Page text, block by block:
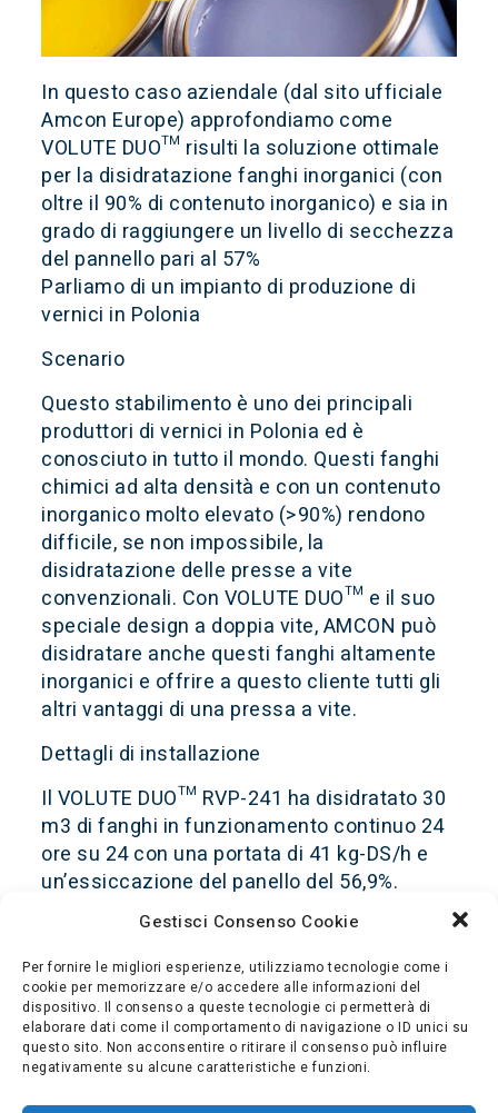
Gestisci Consenso Cookie
Per fornire le migliori esperienze, utilizziamo tecnologie come i
cookie per memorizzare e/o accedere alle informazioni del
dispositivo. Il consenso a queste tecnologie ci permetterà di
elaborare dati come il comportamento di navigazione o ID unici su
questo sito. Non acconsentire o ritirare il consenso può influire
negativamente su alcune caratteristiche e funzioni.
In questo caso aziendale (dal sito ufficiale
Amcon Europe) approfondiamo come
VOLUTE DUO™ risulti la soluzione ottimale
per la disidratazione fanghi inorganici (con
oltre il 90% di contenuto inorganico) e sia in
grado di raggiungere un livello di secchezza
del pannello pari al 57%
Parliamo di un impianto di produzione di
vernici in Polonia
Scenario
Questo stabilimento è uno dei principali
produttori di vernici in Polonia ed è
conosciuto in tutto il mondo. Questi fanghi
chimici ad alta densità e con un contenuto
inorganico molto elevato (>90%) rendono
difficile, se non impossibile, la
disidratazione delle presse a vite
convenzionali. Con VOLUTE DUO™ e il suo
speciale design a doppia vite, AMCON può
disidratare anche questi fanghi altamente
inorganici e offrire a questo cliente tutti gli
altri vantaggi di una pressa a vite.​
Dettagli di installazione
Il VOLUTE DUO™ RVP-241 ha disidratato 30
m3 di fanghi in funzionamento continuo 24
ore su 24 con una portata di 41 kg-DS/h e
un’essiccazione del panello del 56,9%.
Durante il funzionamento, la coagulazione e
la flocculazione sono state eseguite dal
miscelatore in linea per ottenere fiocchi
della migliore qualità.
Grazie al suo ingombro ridotto, all’ottima
essiccazione del panello, alla qualità del